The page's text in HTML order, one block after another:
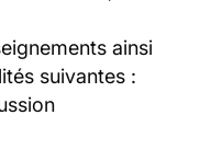
ainsi
suivantes :